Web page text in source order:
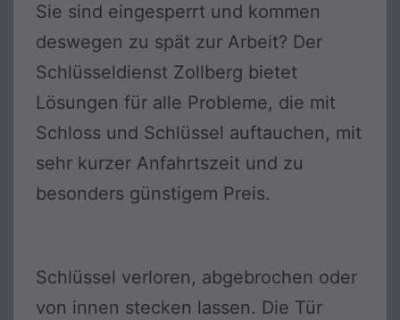
Sie sind eingesperrt und kommen
deswegen zu spät zur Arbeit? Der
Schlüsseldienst Zollberg bietet
Lösungen für alle Probleme, die mit
Schloss und Schlüssel auftauchen, mit
sehr kurzer Anfahrtszeit und zu
besonders günstigem Preis.
Schlüssel verloren, abgebrochen oder
von innen stecken lassen. Die Tür